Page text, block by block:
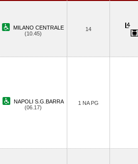
MILANO CENTRALE
(10.45)
14
NAPOLI S.G.BARRA
(06.17)
1 NA PG